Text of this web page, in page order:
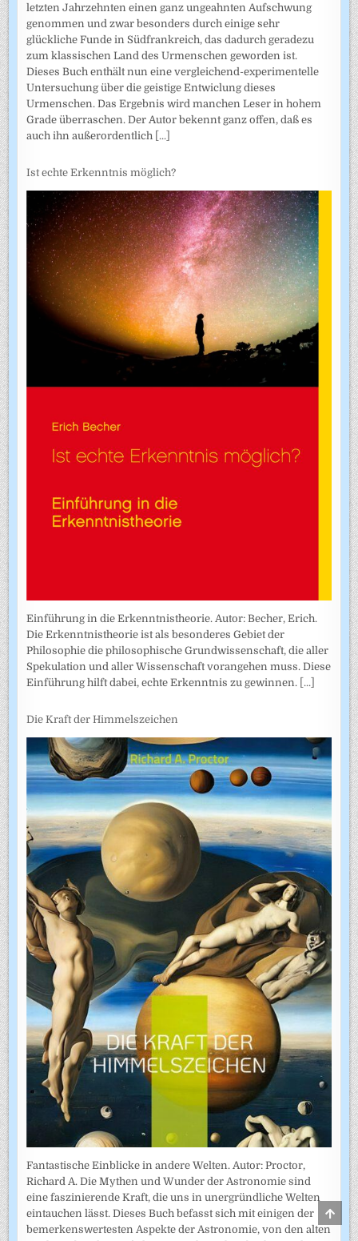
letzten Jahrzehnten einen ganz ungeahnten Aufschwung
genommen und zwar besonders durch einige sehr
glückliche Funde in Südfrankreich, das dadurch geradezu
zum klassischen Land des Urmenschen geworden ist.
Dieses Buch enthält nun eine vergleichend-experimentelle
Untersuchung über die geistige Entwiclung dieses
Urmenschen. Das Ergebnis wird manchen Leser in hohem
Grade überraschen. Der Autor bekennt ganz offen, daß es
auch ihn außerordentlich [...]
Ist echte Erkenntnis möglich?
Einführung in die Erkenntnistheorie. Autor: Becher, Erich.
Die Erkenntnistheorie ist als besonderes Gebiet der
Philosophie die philosophische Grundwissenschaft, die aller
Spekulation und aller Wissenschaft vorangehen muss. Diese
Einführung hilft dabei, echte Erkenntnis zu gewinnen. [...]
Die Kraft der Himmelszeichen
Fantastische Einblicke in andere Welten. Autor: Proctor,
Richard A. Die Mythen und Wunder der Astronomie sind
eine faszinierende Kraft, die uns in unergründliche Welten
eintauchen lässt. Dieses Buch befasst sich mit einigen der
bemerkenswertesten Aspekte der Astronomie, von den alten TO
TOP